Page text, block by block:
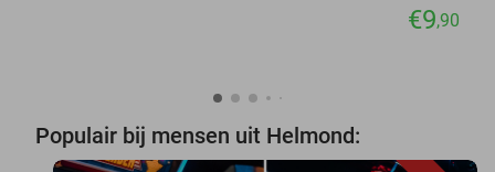
€9,90
Populair bij mensen uit Helmond: